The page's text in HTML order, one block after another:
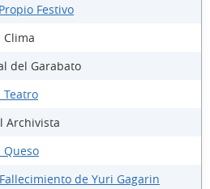
Festivo
del Garabato
Archivista
de Yuri Gagarin